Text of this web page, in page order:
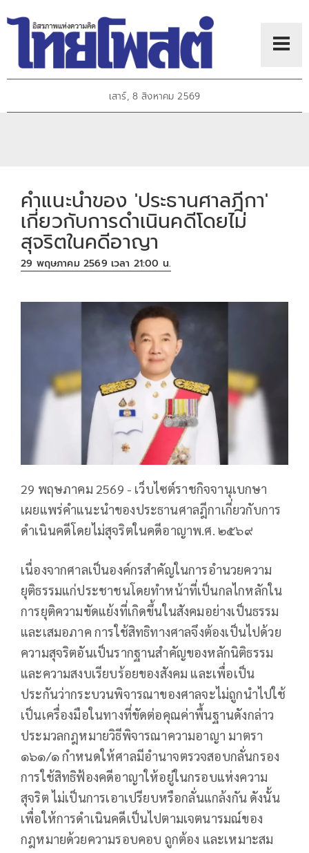
เสาร์, 8 สิงหาคม 2569
คำแนะนำของ 'ประธานศาลฎีกา'
เกี่ยวกับการดำเนินคดีโดยไม่
สุจริตในคดีอาญา
29 พฤษภาคม 2569 เวลา 21:00 น.
29 พฤษภาคม 2569 - เว็บไซต์ราชกิจจานุเบกษา
เผยแพร่คำแนะนำของประธานศาลฎีกาเกี่ยวกับการ
ดำเนินคดีโดยไม่สุจริตในคดีอาญาพ.ศ. ๒๕๖๙
เนื่องจากศาลเป็นองค์กรสำคัญในการอำนวยความ
ยุติธรรมแก่ประชาชนโดยทำหน้าที่เป็นกลไกหลักใน
การยุติความขัดแย้งที่เกิดขึ้นในสังคมอย่างเป็นธรรม
และเสมอภาค การใช้สิทธิทางศาลจึงต้องเป็นไปด้วย
ความสุจริตอันเป็นรากฐานสำคัญของหลักนิติธรรม
และความสงบเรียบร้อยของสังคม และเพื่อเป็น
ประกันว่ากระบวนพิจารณาของศาลจะไม่ถูกนำไปใช้
เป็นเครื่องมือในทางที่ขัดต่อคุณค่าพื้นฐานดังกล่าว
ประมวลกฎหมายวิธีพิจารณาความอาญา มาตรา
๑๖๑/๑ กำหนดให้ศาลมีอำนาจตรวจสอบกลั่นกรอง
การใช้สิทธิฟ้องคดีอาญาให้อยู่ในกรอบแห่งความ
สุจริต ไม่เป็นการเอาเปรียบหรือกลั่นแกล้งกัน ดังนั้น
เพื่อให้การดำเนินคดีเป็นไปตามเจตนารมณ์ของ
กฎหมายด้วยความรอบคอบ ถูกต้อง และเหมาะสม